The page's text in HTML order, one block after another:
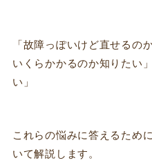
「故障っぽいけど直せるの
いくらかかるのか知りたい
い」
これらの悩みに答えるため
いて解説します。